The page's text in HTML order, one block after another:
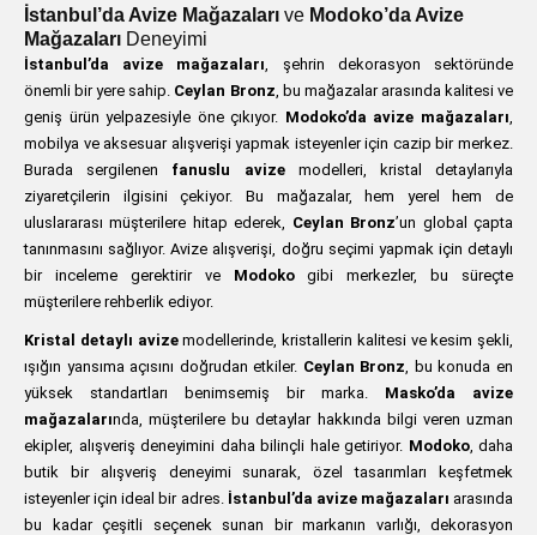
İstanbul’da Avize Mağazaları ve Modoko’da Avize
Mağazaları Deneyimi
İstanbul’da avize mağazaları, şehrin dekorasyon sektöründe
önemli bir yere sahip. Ceylan Bronz, bu mağazalar arasında kalitesi ve
geniş ürün yelpazesiyle öne çıkıyor. Modoko’da avize mağazaları,
mobilya ve aksesuar alışverişi yapmak isteyenler için cazip bir merkez.
Burada sergilenen fanuslu avizemodelleri, kristal detaylarıyla
ziyaretçilerin ilgisini çekiyor. Bu mağazalar, hem yerel hem de
uluslararası müşterilere hitap ederek, Ceylan Bronz’un global çapta
tanınmasını sağlıyor. Avize alışverişi, doğru seçimi yapmak için detaylı
bir inceleme gerektirir ve Modokogibi merkezler, bu süreçte
müşterilere rehberlik ediyor.
Kristal detaylı avizemodellerinde, kristallerin kalitesi ve kesim şekli,
ışığın yansıma açısını doğrudan etkiler. Ceylan Bronz, bu konuda en
yüksek standartları benimsemiş bir marka. Masko’da avize
mağazalarında, müşterilere bu detaylar hakkında bilgi veren uzman
ekipler, alışveriş deneyimini daha bilinçli hale getiriyor. Modoko, daha
butik bir alışveriş deneyimi sunarak, özel tasarımları keşfetmek
isteyenler için ideal bir adres. İstanbul’da avize mağazaları arasında
bu kadar çeşitli seçenek sunan bir markanın varlığı, dekorasyon